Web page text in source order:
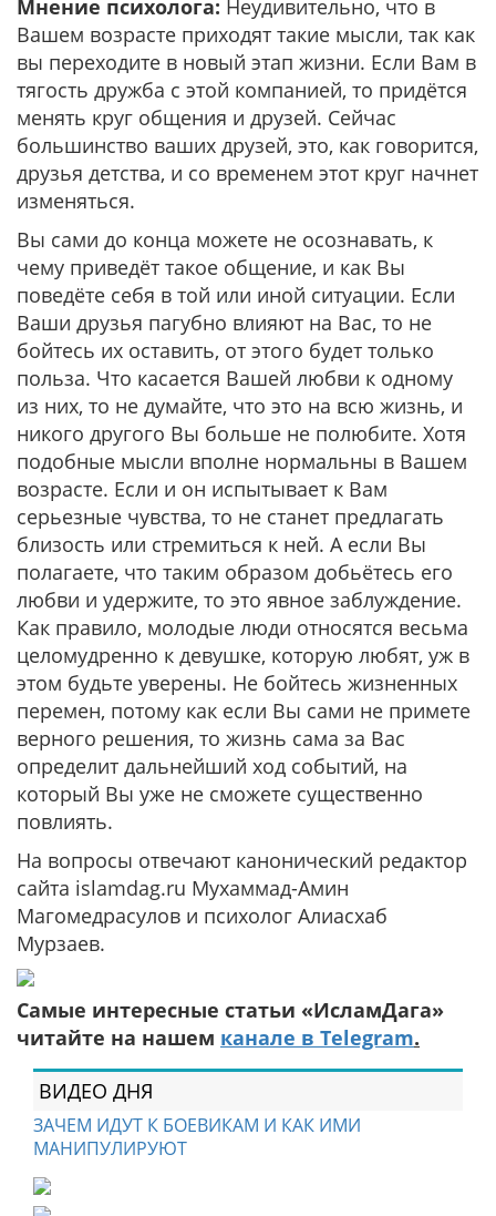
Мнение психолога: Неудивительно, что в
Вашем возрасте приходят такие мысли, так как
вы переходите в новый этап жизни. Если Вам в
тягость дружба с этой компанией, то придётся
менять круг общения и друзей. Сейчас
большинство ваших друзей, это, как говорится,
друзья детства, и со временем этот круг начнет
изменяться.
Вы сами до конца можете не осознавать, к
чему приведёт такое общение, и как Вы
поведёте себя в той или иной ситуации. Если
Ваши друзья пагубно влияют на Вас, то не
бойтесь их оставить, от этого будет только
польза. Что касается Вашей любви к одному
из них, то не думайте, что это на всю жизнь, и
никого другого Вы больше не полюбите. Хотя
подобные мысли вполне нормальны в Вашем
возрасте. Если и он испытывает к Вам
серьезные чувства, то не станет предлагать
близость или стремиться к ней. А если Вы
полагаете, что таким образом добьётесь его
любви и удержите, то это явное заблуждение.
Как правило, молодые люди относятся весьма
целомудренно к девушке, которую любят, уж в
этом будьте уверены. Не бойтесь жизненных
перемен, потому как если Вы сами не примете
верного решения, то жизнь сама за Вас
определит дальнейший ход событий, на
который Вы уже не сможете существенно
повлиять.
На вопросы отвечают канонический редактор
сайта islamdag.ru Мухаммад-Амин
Магомедрасулов и психолог Алиасхаб
Мурзаев.
Самые интересные статьи «ИсламДага»
читайте на нашем канале в Telegram.
ВИДЕО ДНЯ
ЗАЧЕМ ИДУТ К БОЕВИКАМ И КАК ИМИ
МАНИПУЛИРУЮТ